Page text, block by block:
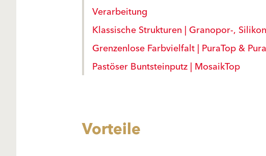
Verarbeitung
Klassische Strukturen | Granopor-,
Grenzenlose Farbvielfalt | PuraTop &
Pastöser Buntsteinputz | MosaikTop
Vorteile